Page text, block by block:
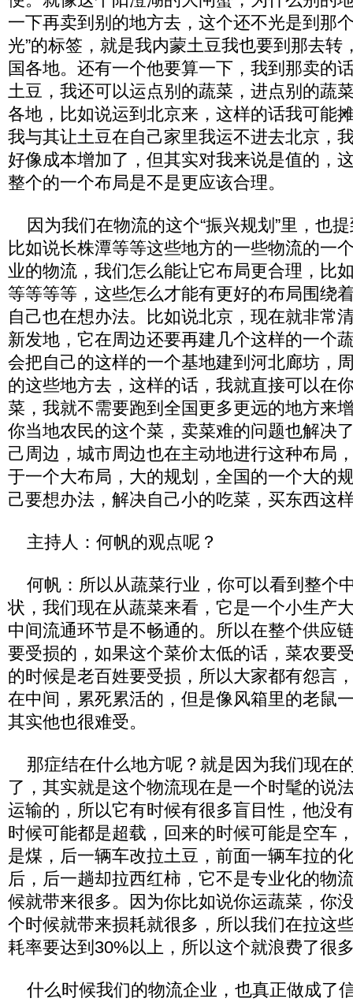
一下再卖到别的地方去，这个还不光是到那
光”的标签，就是我内蒙土豆我也要到那去转
国各地。还有一个他要算一下，我到那卖的
土豆，我还可以运点别的蔬菜，进点别的蔬
各地，比如说运到北京来，这样的话我可能
我与其让土豆在自己家里我运不进去北京，
好像成本增加了，但其实对我来说是值的，
整个的一个布局是不是更应该合理。
因为我们在物流的这个“振兴规划”里，也
比如说长株潭等等这些地方的一些物流的一
业的物流，我们怎么能让它布局更合理，比
等等等等，这些怎么才能有更好的布局围绕
自己也在想办法。比如说北京，现在就非常
新发地，它在周边还要再建几个这样的一个
会把自己的这样的一个基地建到河北廊坊，
的这些地方去，这样的话，我就直接可以在
菜，我就不需要跑到全国更多更远的地方来
你当地农民的这个菜，卖菜难的问题也解决
己周边，城市周边也在主动地进行这种布局
于一个大布局，大的规划，全国的一个大的
己要想办法，解决自己小的吃菜，买东西这
主持人：何帆的观点呢？
何帆：所以从蔬菜行业，你可以看到整个
状，我们现在从蔬菜来看，它是一个小生产
中间流通环节是不畅通的。所以在整个供应
要受损的，如果这个菜价太低的话，菜农要
的时候是老百姓要受损，所以大家都有怨言
在中间，累死累活的，但是像风箱里的老鼠
其实他也很难受。
那症结在什么地方呢？就是因为我们现在
了，其实就是这个物流现在是一个时髦的说
运输的，所以它有时候有很多盲目性，他没
时候可能都是超载，回来的时候可能是空车
是煤，后一辆车改拉土豆，前面一辆车拉的
后，后一趟却拉西红柿，它不是专业化的物
候就带来很多。因为你比如说你运蔬菜，你
个时候就带来损耗就很多，所以我们在拉这
耗率要达到30%以上，所以这个就浪费了很
什么时候我们的物流企业，也真正做成了